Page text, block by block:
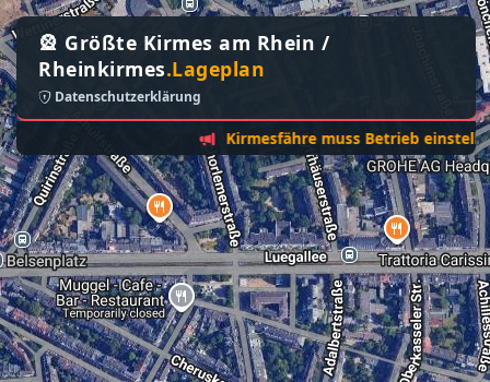
🎡 Größte Kirmes am Rhein /
Rheinkirmes.Lageplan
Datenschutzerklärung
Kirmesfähre muss Betrieb einstellen -